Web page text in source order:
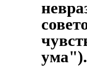
ума").